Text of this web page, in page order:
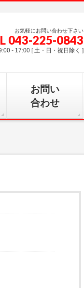
お気軽にお問い合わせ下さい
043-225-0843
- 17:00 [ 土・日・祝日除く ]
お問い
合わせ